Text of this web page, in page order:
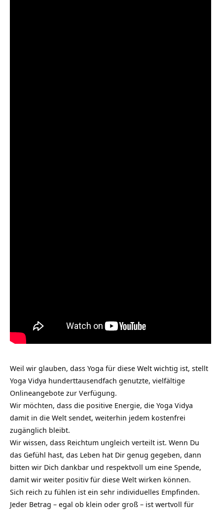
Weil wir glauben, dass Yoga für diese Welt wichtig ist, stellt
Yoga Vidya hunderttausendfach genutzte, vielfältige
Onlineangebote zur Verfügung.
Wir möchten, dass die positive Energie, die Yoga Vidya
damit in die Welt sendet, weiterhin jedem kostenfrei
zugänglich bleibt.
Wir wissen, dass Reichtum ungleich verteilt ist. Wenn Du
das Gefühl hast, das Leben hat Dir genug gegeben, dann
bitten wir Dich dankbar und respektvoll um eine Spende,
damit wir weiter positiv für diese Welt wirken können.
Sich reich zu fühlen ist ein sehr individuelles Empfinden.
Jeder Betrag – egal ob klein oder groß – ist wertvoll für